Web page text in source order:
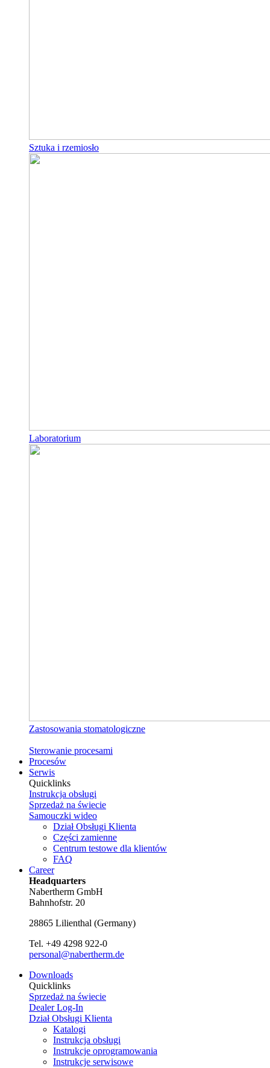
Sztuka i rzemiosło
Laboratorium
Zastosowania stomatologiczne
Sterowanie procesami
Procesów
Serwis
Quicklinks
Instrukcja obsługi
Sprzedaż na świecie
Samouczki wideo
Dział Obsługi Klienta
Części zamienne
Centrum testowe dla klientów
FAQ
Career
Headquarters
Nabertherm GmbH
Bahnhofstr. 20
28865 Lilienthal (Germany)
Tel. +49 4298 922-0
personal@nabertherm.de
Downloads
Quicklinks
Sprzedaż na świecie
Dealer Log-In
Dział Obsługi Klienta
Katalogi
Instrukcja obsługi
Instrukcje oprogramowania
Instrukcje serwisowe